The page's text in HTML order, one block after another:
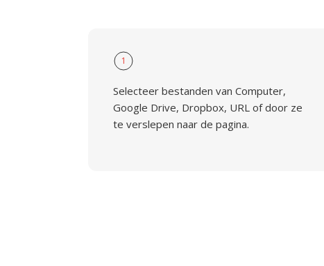
1
Selecteer bestanden van Computer,
Google Drive, Dropbox, URL of door ze
te verslepen naar de pagina.